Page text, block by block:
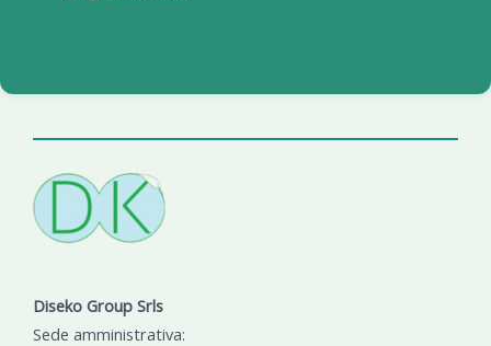
Diseko Group Srls
Sede amministrativa: